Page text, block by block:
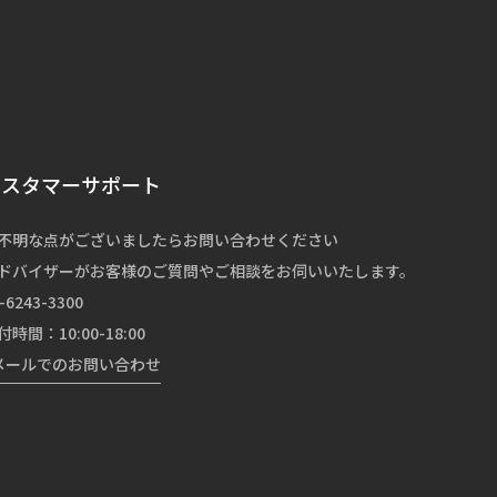
タマーサポート
明な点がございましたらお問い合わせください
バイザーがお客様のご質問やご相談をお伺いいたします。
6243-3300
時間：10:00-18:00
ールでのお問い合わせ